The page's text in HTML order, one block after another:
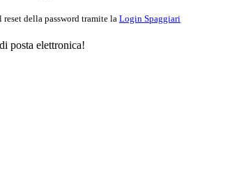
della password tramite la Login Spaggiari
posta elettronica!